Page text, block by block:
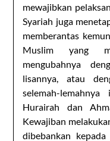
mewajibkan
Syariah juga
memberantas
Muslim yang
mengubahnya
lisannya, atau
selemah-
Hurairah dan
Kewajiban
dibebankan